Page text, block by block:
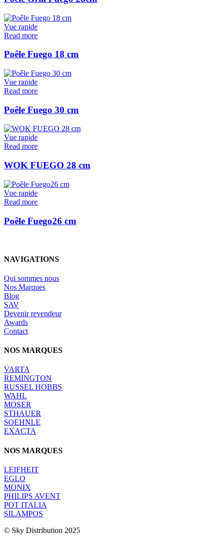
Vue rapide
Read more
Poêle Fuego 18 cm
Vue rapide
Read more
Poêle Fuego 30 cm
Vue rapide
Read more
WOK FUEGO 28 cm
Vue rapide
Read more
Poêle Fuego26 cm
NAVIGATIONS
Qui sommes nous
Nos Marques
Blog
SAV
Devenir revendeur
Awards
Contact
NOS MARQUES
VARTA
REMINGTON
RUSSEL HOBBS
WAHL
MOSER
STHAUER
SOEHNLE
EXACTA
NOS MARQUES
LEIFHEIT
EGLO
MONIX
PHILIPS AVENT
POT ITALIA
SILAMPOS
© Sky Distribution 2025